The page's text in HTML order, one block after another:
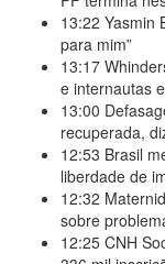
13:22 Yasmin
para mim”
13:17
e internautas
13:00
recuperada,
12:53 Brasil
liberdade de
12:32
sobre
12:25 CNH